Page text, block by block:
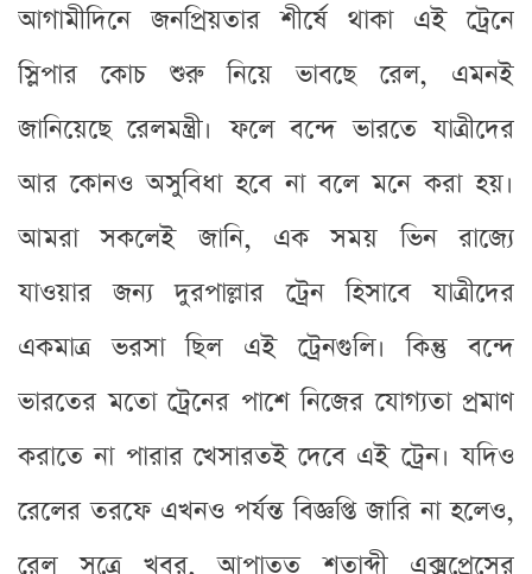
আগামীদিনে জনপ্রিয়তার শীর্ষে থাকা এই ট্রেনে
স্লিপার কোচ শুরু নিয়ে ভাবছে রেল, এমনই
জানিয়েছে রেলমন্ত্রী। ফলে বন্দে ভারতে যাত্রীদের
আর কোনও অসুবিধা হবে না বলে মনে করা হয়।
আমরা সকলেই জানি, এক সময় ভিন রাজ্যে
যাওয়ার জন্য দুরপাল্লার ট্রেন হিসাবে যাত্রীদের
একমাত্র ভরসা ছিল এই ট্রেনগুলি। কিন্তু বন্দে
ভারতের মতো ট্রেনের পাশে নিজের যোগ্যতা প্রমাণ
করাতে না পারার খেসারতই দেবে এই ট্রেন। যদিও
রেলের তরফে এখনও পর্যন্ত বিজ্ঞপ্তি জারি না হলেও,
রেল সূত্রে খবর, আপাতত শতাব্দী এক্সপ্রেসের